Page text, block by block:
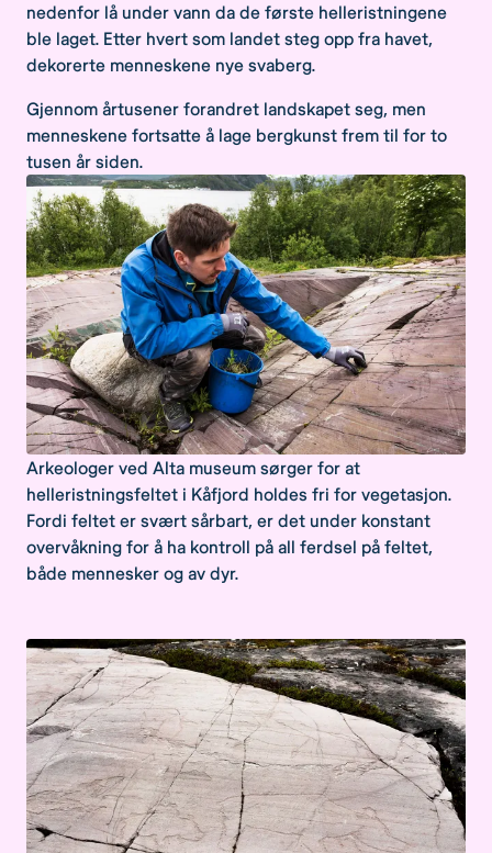
nedenfor lå under vann da de første helleristningene
ble laget. Etter hvert som landet steg opp fra havet,
dekorerte menneskene nye svaberg.
Gjennom årtusener forandret landskapet seg, men
menneskene fortsatte å lage bergkunst frem til for to
tusen år siden.
Arkeologer ved Alta museum sørger for at
helleristningsfeltet i Kåfjord holdes fri for vegetasjon.
Fordi feltet er svært sårbart, er det under konstant
overvåkning for å ha kontroll på all ferdsel på feltet,
både mennesker og av dyr.